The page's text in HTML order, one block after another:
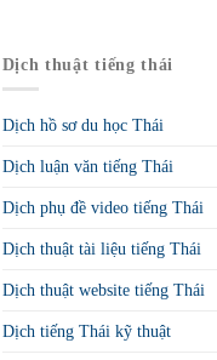
Dịch thuật tiếng thái
Dịch hồ sơ du học Thái
Dịch luận văn tiếng Thái
Dịch phụ đề video tiếng Thái
Dịch thuật tài liệu tiếng Thái
Dịch thuật website tiếng Thái
Dịch tiếng Thái kỹ thuật